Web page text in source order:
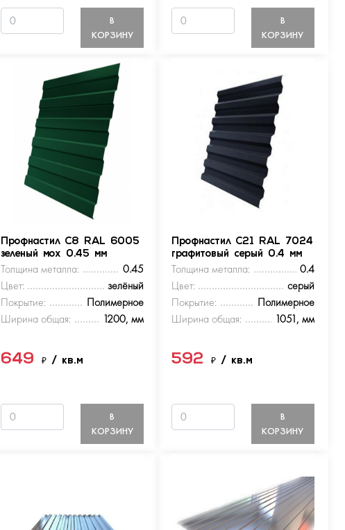
В
КОРЗИНУ
В
КОРЗИНУ
Профнастил С8 RAL 6005
зеленый мох 0.45 мм
Толщина металла:
0.45
Цвет:
зелёный
Покрытие:
Полимерное
Ширина общая:
1200, мм
649₽/ кв.м
В
КОРЗИНУ
Профнастил С21 RAL 7024
графитовый серый 0.4 мм
Толщина металла:
0.4
Цвет:
серый
Покрытие:
Полимерное
Ширина общая:
1051, мм
592 ₽ / кв.м
В
КОРЗИНУ